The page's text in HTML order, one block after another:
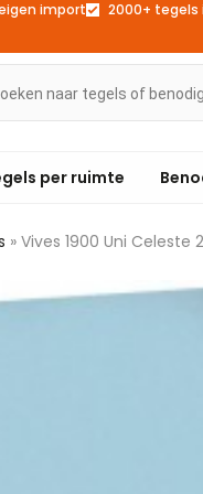
import 2000+ tegels
per ruimte
» Vives 1900 Uni Celeste